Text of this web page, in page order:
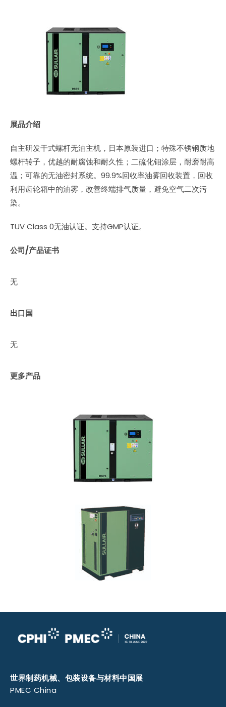
展品介绍
自主研发干式螺杆无油主机，日本原装进口；特殊不锈钢质地
螺杆转子，优越的耐腐蚀和耐久性；二硫化钼涂层，耐磨耐高
温；可靠的无油密封系统。99.9%回收率油雾回收装置，回收
利用齿轮箱中的油雾，改善终端排气质量，避免空气二次污
染。
TUV Class 0无油认证。支持GMP认证。
公司/产品证书
无
出口国
无
更多产品
世界制药机械、包装设备与材料中国展
PMEC China